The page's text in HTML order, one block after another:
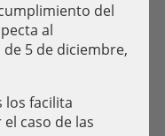
del
al
5 de diciembre,
los facilita
caso de las